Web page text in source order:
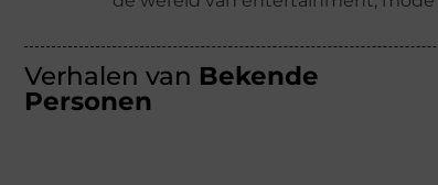
Verhalen van Bekende
Personen